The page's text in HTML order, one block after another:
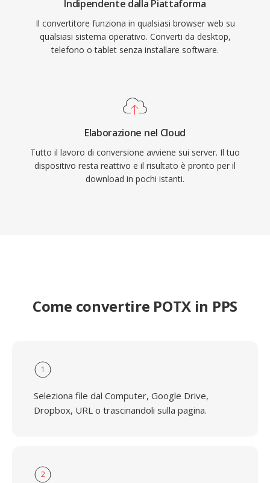
Indipendente dalla Piattaforma
Il convertitore funziona in qualsiasi browser web su
qualsiasi sistema operativo. Converti da desktop,
telefono o tablet senza installare software.
Elaborazione nel Cloud
Tutto il lavoro di conversione avviene sui server. Il tuo
dispositivo resta reattivo e il risultato è pronto per il
download in pochi istanti.
Come convertire POTX in PPS
1
Seleziona file dal Computer, Google Drive,
Dropbox, URL o trascinandoli sulla pagina.
2